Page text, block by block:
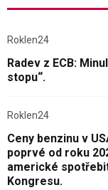
Roklen24
Radev z ECB:
stopu“.
Roklen24
Ceny benzinu v
poprvé od roku
americké
Kongresu.